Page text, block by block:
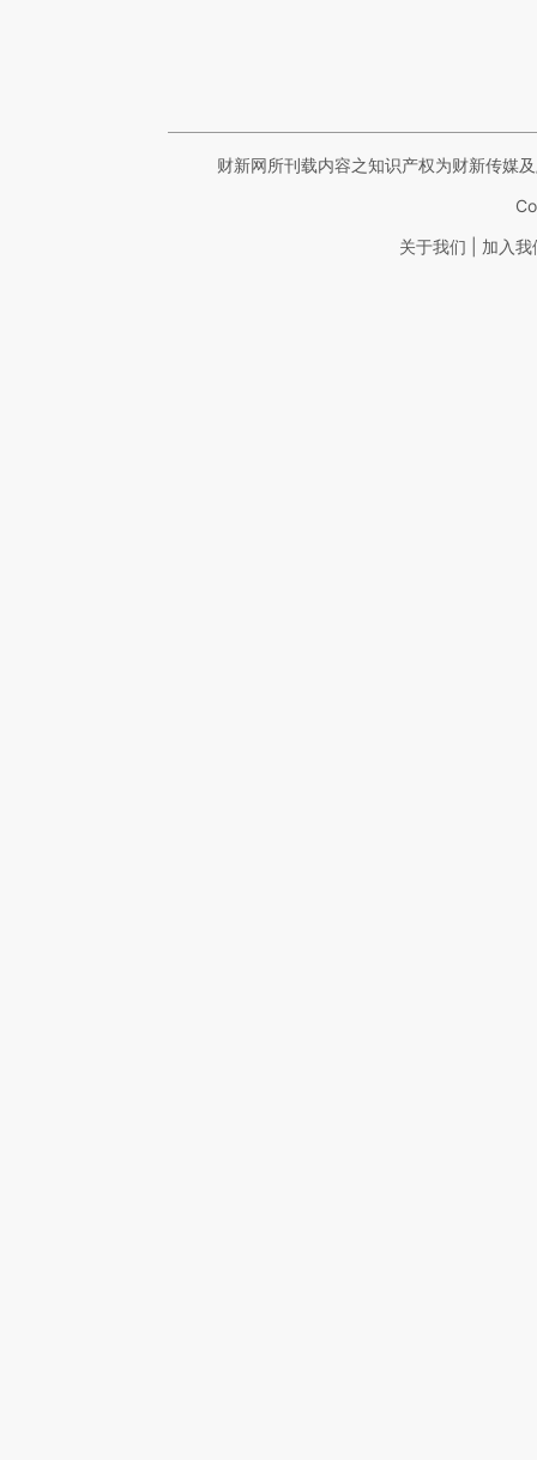
财新网所刊载内容之知识产权为财新传媒
关于我们 加入我